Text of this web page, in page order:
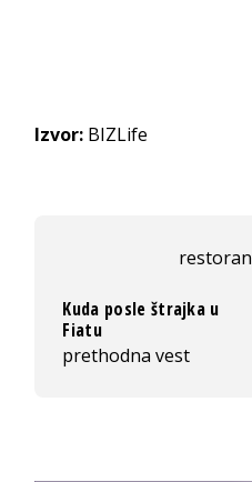
Izvor: BIZLife
restoran
Kuda posle štrajka u
Fiatu
prethodna vest